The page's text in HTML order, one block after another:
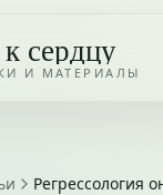
сердцу
И МАТЕРИАЛЫ
Регрессология